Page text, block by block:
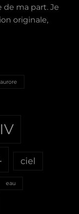
de ma part. Je
originale,
aurore
ciel
eau